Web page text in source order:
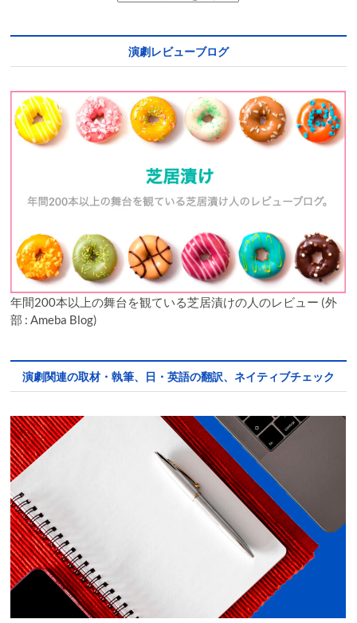
演劇レビューブログ
年間200本以上の舞台を観ている芝居漬けの人のレビュー (外
部 : Ameba Blog)
演劇関連の取材・執筆、日・英語の翻訳、ネイティブチェック